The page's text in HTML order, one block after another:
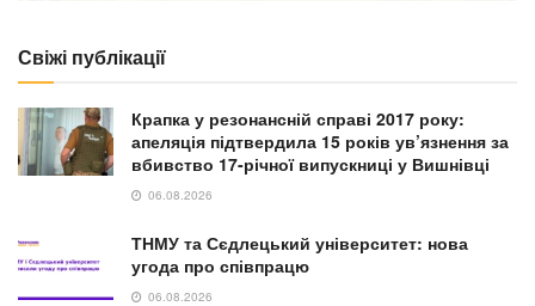
Свіжі публікації
Крапка у резонансній справі 2017 року:
апеляція підтвердила 15 років ув’язнення за
вбивство 17-річної випускниці у Вишнівці
06.08.2026
ТНМУ та Сєдлецький університет: нова
угода про співпрацю
06.08.2026